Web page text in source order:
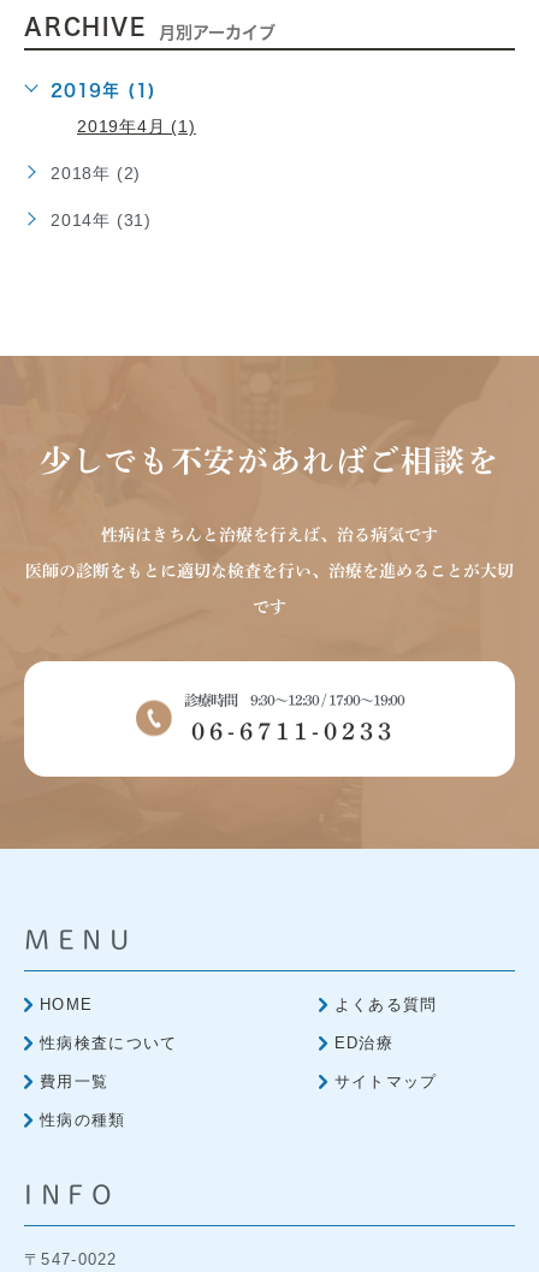
ARCHIVE 月別アーカイブ
2019年 (1)
2019年4月 (1)
2018年 (2)
2014年 (31)
少しでも不安があればご相談を
性病はきちんと治療を行えば、治る病気です
医師の診断をもとに適切な検査を行い、治療を進めることが大切
です
診療時間 9:30～12:30 / 17:00～19:00
06-6711-0233
MENU
HOME
性病検査について
費用一覧
性病の種類
よくある質問
ED治療
サイトマップ
INFO
〒547-0022